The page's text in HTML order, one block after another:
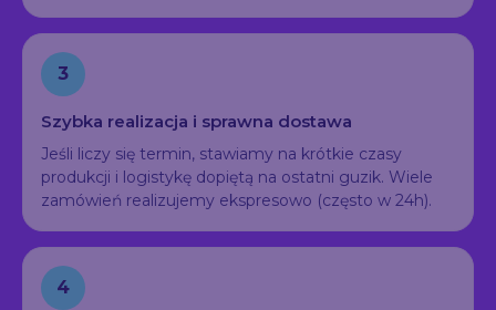
3
Szybka realizacja i sprawna dostawa
Jeśli liczy się termin, stawiamy na krótkie czasy
produkcji i logistykę dopiętą na ostatni guzik. Wiele
zamówień realizujemy ekspresowo (często w 24h).
4